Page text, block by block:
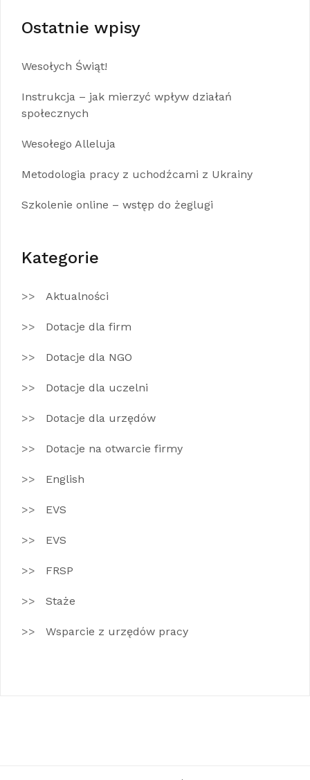
Ostatnie wpisy
Wesołych Świąt!
Instrukcja – jak mierzyć wpływ działań
społecznych
Wesołego Alleluja
Metodologia pracy z uchodźcami z Ukrainy
Szkolenie online – wstęp do żeglugi
Kategorie
Aktualności
Dotacje dla firm
Dotacje dla NGO
Dotacje dla uczelni
Dotacje dla urzędów
Dotacje na otwarcie firmy
English
EVS
EVS
FRSP
Staże
Wsparcie z urzędów pracy